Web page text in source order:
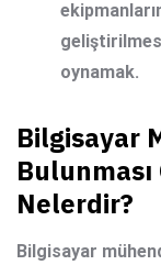
oynamak.
Bilgisayar
Nelerdir?
Bilgisayar